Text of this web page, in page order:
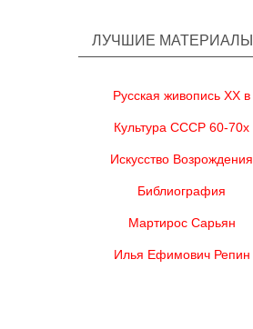
ЛУЧШИЕ МАТЕРИАЛЫ
Русская живопись XX в
Культура СССР 60-70х
Искусство Возрождения
Библиография
Мартирос Сарьян
Илья Ефимович Репин